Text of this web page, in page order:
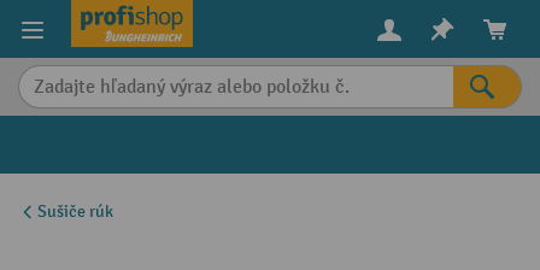
content
Sušiče rúk